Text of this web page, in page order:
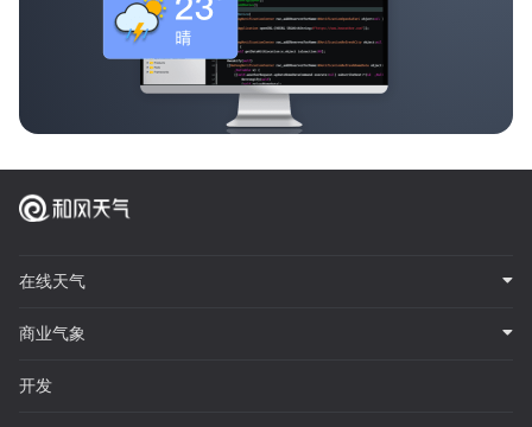
在线天气
商业气象
开发